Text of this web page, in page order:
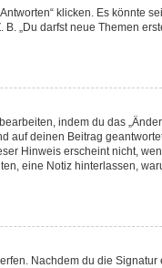
klicken. Es könnte
„Du darfst neue Themen
indem du das
auf deinen Beitrag
Hinweis erscheint nicht,
eine Notiz hinterlassen,
Nachdem du die